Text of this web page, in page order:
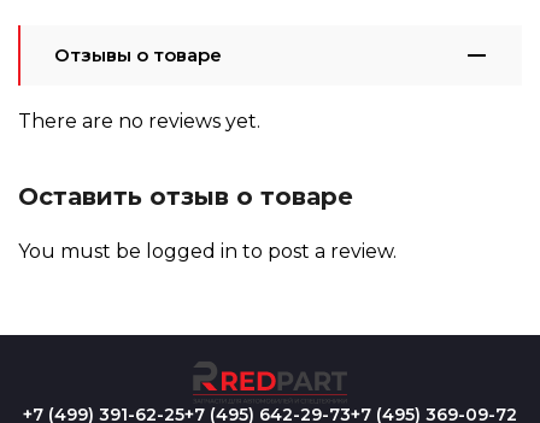
Отзывы о товаре
There are no reviews yet.
Оставить отзыв о товаре
You must be logged in to post a review.
+7 (499) 391-62-25+7 (495) 642-29-73+7 (495) 369-09-72